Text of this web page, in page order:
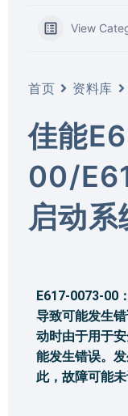
View
首页 资料库
佳能
00/
启动
E617-0073-00
导致可能发生
动时由于用于
能发生错误。
此，故障可能未